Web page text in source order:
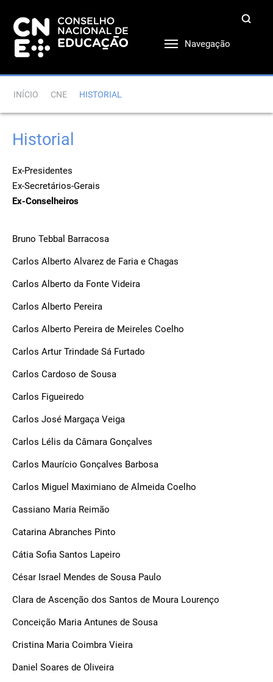
Navegação
INÍCIO CNE HISTORIAL
Historial
Ex-Presidentes
Ex-Secretários-Gerais
Ex-Conselheiros
Bruno Tebbal Barracosa
Carlos Alberto Alvarez de Faria e Chagas
Carlos Alberto da Fonte Videira
Carlos Alberto Pereira
Carlos Alberto Pereira de Meireles Coelho
Carlos Artur Trindade Sá Furtado
Carlos Cardoso de Sousa
Carlos Figueiredo
Carlos José Margaça Veiga
Carlos Lélis da Câmara Gonçalves
Carlos Maurício Gonçalves Barbosa
Carlos Miguel Maximiano de Almeida Coelho
Cassiano Maria Reimão
Catarina Abranches Pinto
Cátia Sofia Santos Lapeiro
César Israel Mendes de Sousa Paulo
Clara de Ascenção dos Santos de Moura Lourenço
Conceição Maria Antunes de Sousa
Cristina Maria Coimbra Vieira
Daniel Soares de Oliveira